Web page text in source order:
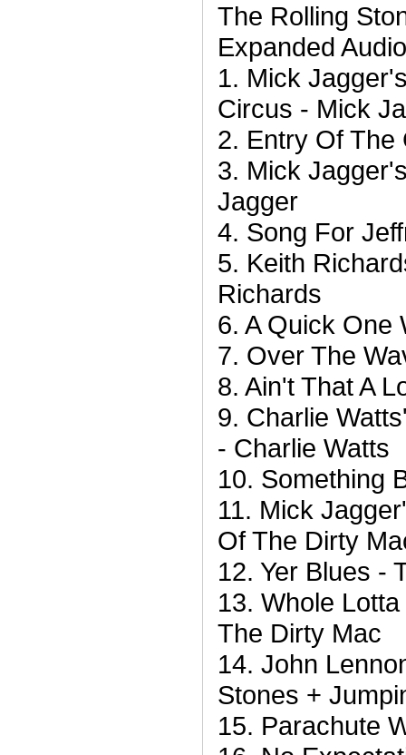
The Rolling
Expanded
1. Mick
Circus - Mick
2. Entry Of The
3. Mick
Jagger
4. Song For
5. Keith
Richards
6. A Quick One
7. Over The
8. Ain't That A
9. Charlie
- Charlie Watts
10. Something
11. Mick
Of The Dirty
12. Yer Blues -
13. Whole
The Dirty Mac
14. John
Stones +
15. Parachute